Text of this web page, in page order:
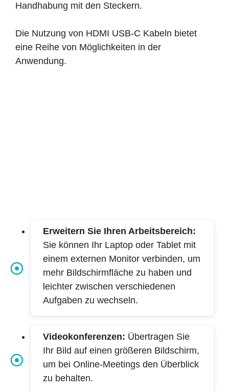
Handhabung mit den Steckern.
Die Nutzung von HDMI USB-C Kabeln bietet
eine Reihe von Möglichkeiten in der
Anwendung.
Erweitern Sie Ihren Arbeitsbereich:
Sie können Ihr Laptop oder Tablet mit
einem externen Monitor verbinden, um
mehr Bildschirmfläche zu haben und
leichter zwischen verschiedenen
Aufgaben zu wechseln.
Videokonferenzen: Übertragen Sie
Ihr Bild auf einen größeren Bildschirm,
um bei Online-Meetings den Überblick
zu behalten.